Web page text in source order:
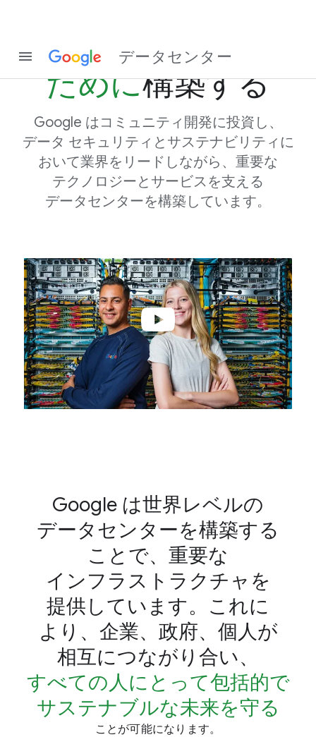
データセンター
すべての​人の​
ために構築する
Google は​コミュニティ開発に​投資し、​
データ セキュリティと​サステナビリティに​
おいて​業界を​リードしながら、​重要な​
テクノロジーと​サービスを​支える​
データセンターを​構築しています。
Google は​世界レベルの​
データセンターを​構築する​
ことで、​重要な​
インフラストラクチャを​
提供しています。​これに​
より、​企業、​政府、​個人が​
相互に​つながり合い、
すべての​人に​とって​包括的で​
サステナブルな​未来を​守る
ことが​可能に​なります。